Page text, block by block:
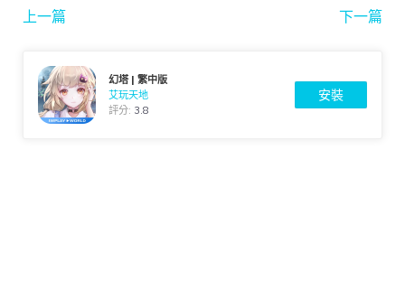
上一篇 下一篇
幻塔 | 繁中版
艾玩天地
評分: 3.8
安裝